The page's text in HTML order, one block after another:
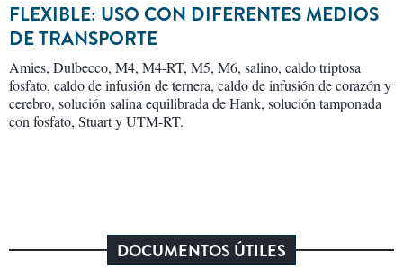
FLEXIBLE: USO CON DIFERENTES MEDIOS
DE TRANSPORTE
Amies, Dulbecco, M4, M4-RT, M5, M6, salino, caldo triptosa
fosfato, caldo de infusión de ternera, caldo de infusión de corazón y
cerebro, solución salina equilibrada de Hank, solución tamponada
con fosfato, Stuart y UTM-RT.
DOCUMENTOS ÚTILES